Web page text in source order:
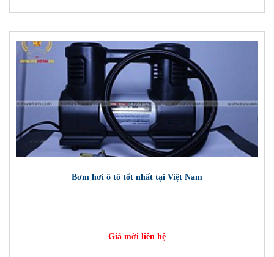
Bơm hơi ô tô tốt nhất tại Việt Nam
Giá mời liên hệ